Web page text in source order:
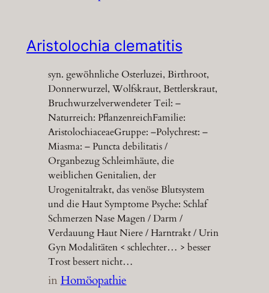
Aristolochia clematitis
syn. gewöhnliche Osterluzei, Birthroot,
Donnerwurzel, Wolfskraut, Bettlerskraut,
Bruchwurzelverwendeter Teil: –
Naturreich: PflanzenreichFamilie:
AristolochiaceaeGruppe: –Polychrest: –
Miasma: – Puncta debilitatis /
Organbezug Schleimhäute, die
weiblichen Genitalien, der
Urogenitaltrakt, das venöse Blutsystem
und die Haut Symptome Psyche: Schlaf
Schmerzen Nase Magen / Darm /
Verdauung Haut Niere / Harntrakt / Urin
Gyn Modalitäten < schlechter… > besser
Trost bessert nicht…
inHomöopathie